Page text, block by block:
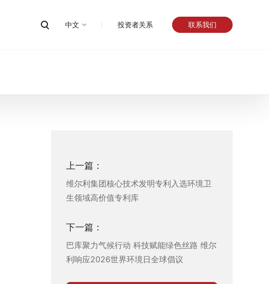
中文 投资者关系 联系我们
上一篇：
维尔利集团核心技术发明专利入选环境卫
生领域高价值专利库
下一篇：
巴库聚力气候行动 科技赋能绿色丝路 维尔
利响应2026世界环境日全球倡议